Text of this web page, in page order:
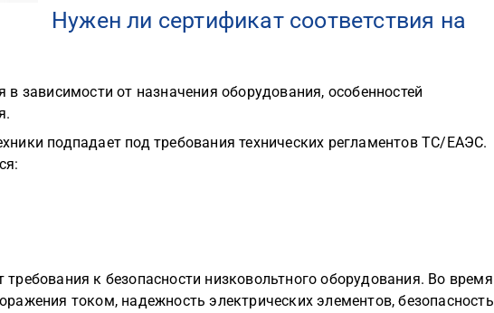
Нужен ли сертификат соответствия на
в зависимости от назначения оборудования, особенностей
подпадает под требования технических регламентов ТС/ЕАЭС.
требования к безопасности низковольтного оборудования. Во время
током, надежность электрических элементов, безопасность